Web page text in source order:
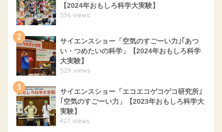
【2024年おもしろ科学大実験】
536 views
2
サイエンスショー「空気のすごーい力｣｢あつ
い・つめたいの科学」【2024年おもしろ科学
大実験】
529 views
3
サイエンスショー「エコエコゲコゲコ研究所｣
｢空気のすごーい力」【2023年おもしろ科学大
実験】
427 views